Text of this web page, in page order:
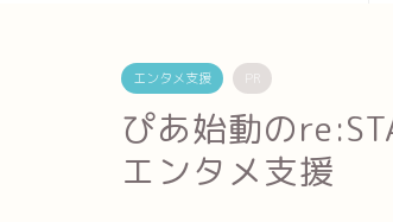
エンタメ支援 PR
ぴあ始動の
エンタメ支援